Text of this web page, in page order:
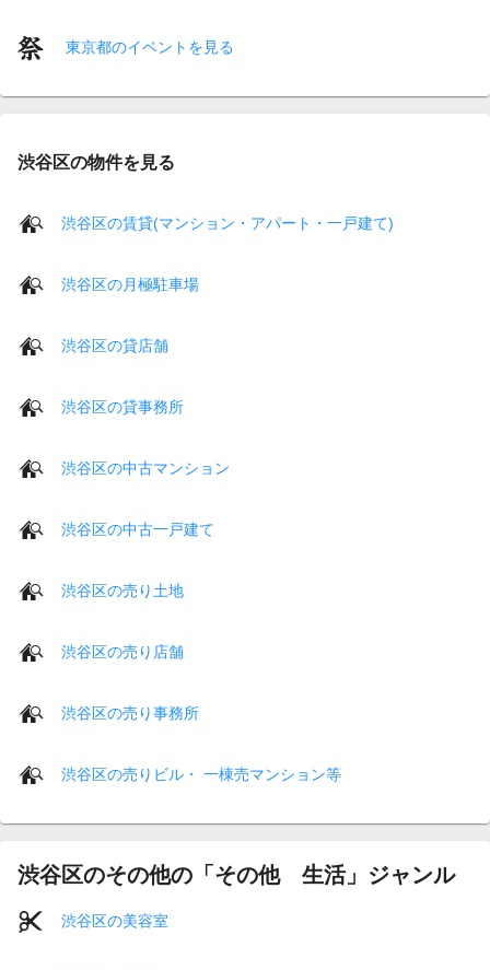
東京都のイベントを見る
渋谷区の物件を見る
渋谷区の賃貸(マンション・アパート・一戸建て)
渋谷区の月極駐車場
渋谷区の貸店舗
渋谷区の貸事務所
渋谷区の中古マンション
渋谷区の中古一戸建て
渋谷区の売り土地
渋谷区の売り店舗
渋谷区の売り事務所
渋谷区の売りビル・ 一棟売マンション等
渋谷区のその他の「その他 生活」ジャンル
渋谷区の美容室